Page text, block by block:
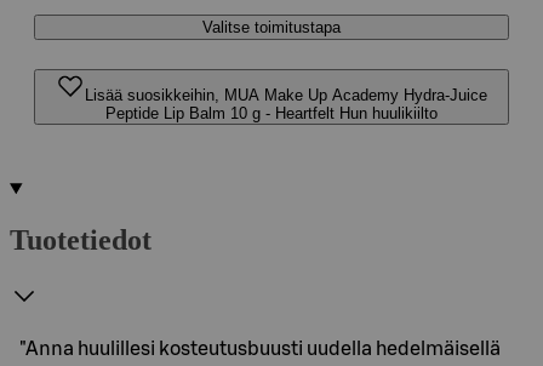
Valitse toimitustapa
Lisää suosikkeihin, MUA Make Up Academy Hydra-Juice
Peptide Lip Balm 10 g - Heartfelt Hun huulikiilto
Tuotetiedot
"Anna huulillesi kosteutusbuusti uudella hedelmäisellä